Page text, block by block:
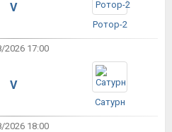
V
Ротор-2
2026 17:00
V
Сатурн
2026 18:00